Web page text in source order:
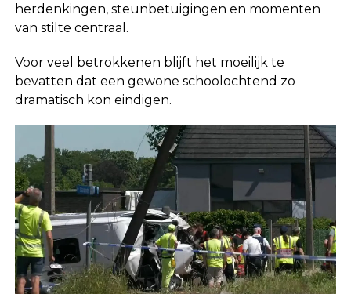
herdenkingen, steunbetuigingen en momenten
van stilte centraal.
Voor veel betrokkenen blijft het moeilijk te
bevatten dat een gewone schoolochtend zo
dramatisch kon eindigen.